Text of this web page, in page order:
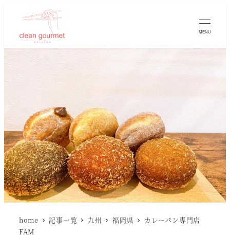
MENU
home 記事一覧 九州 福岡県
カレーパン専門店
FAM